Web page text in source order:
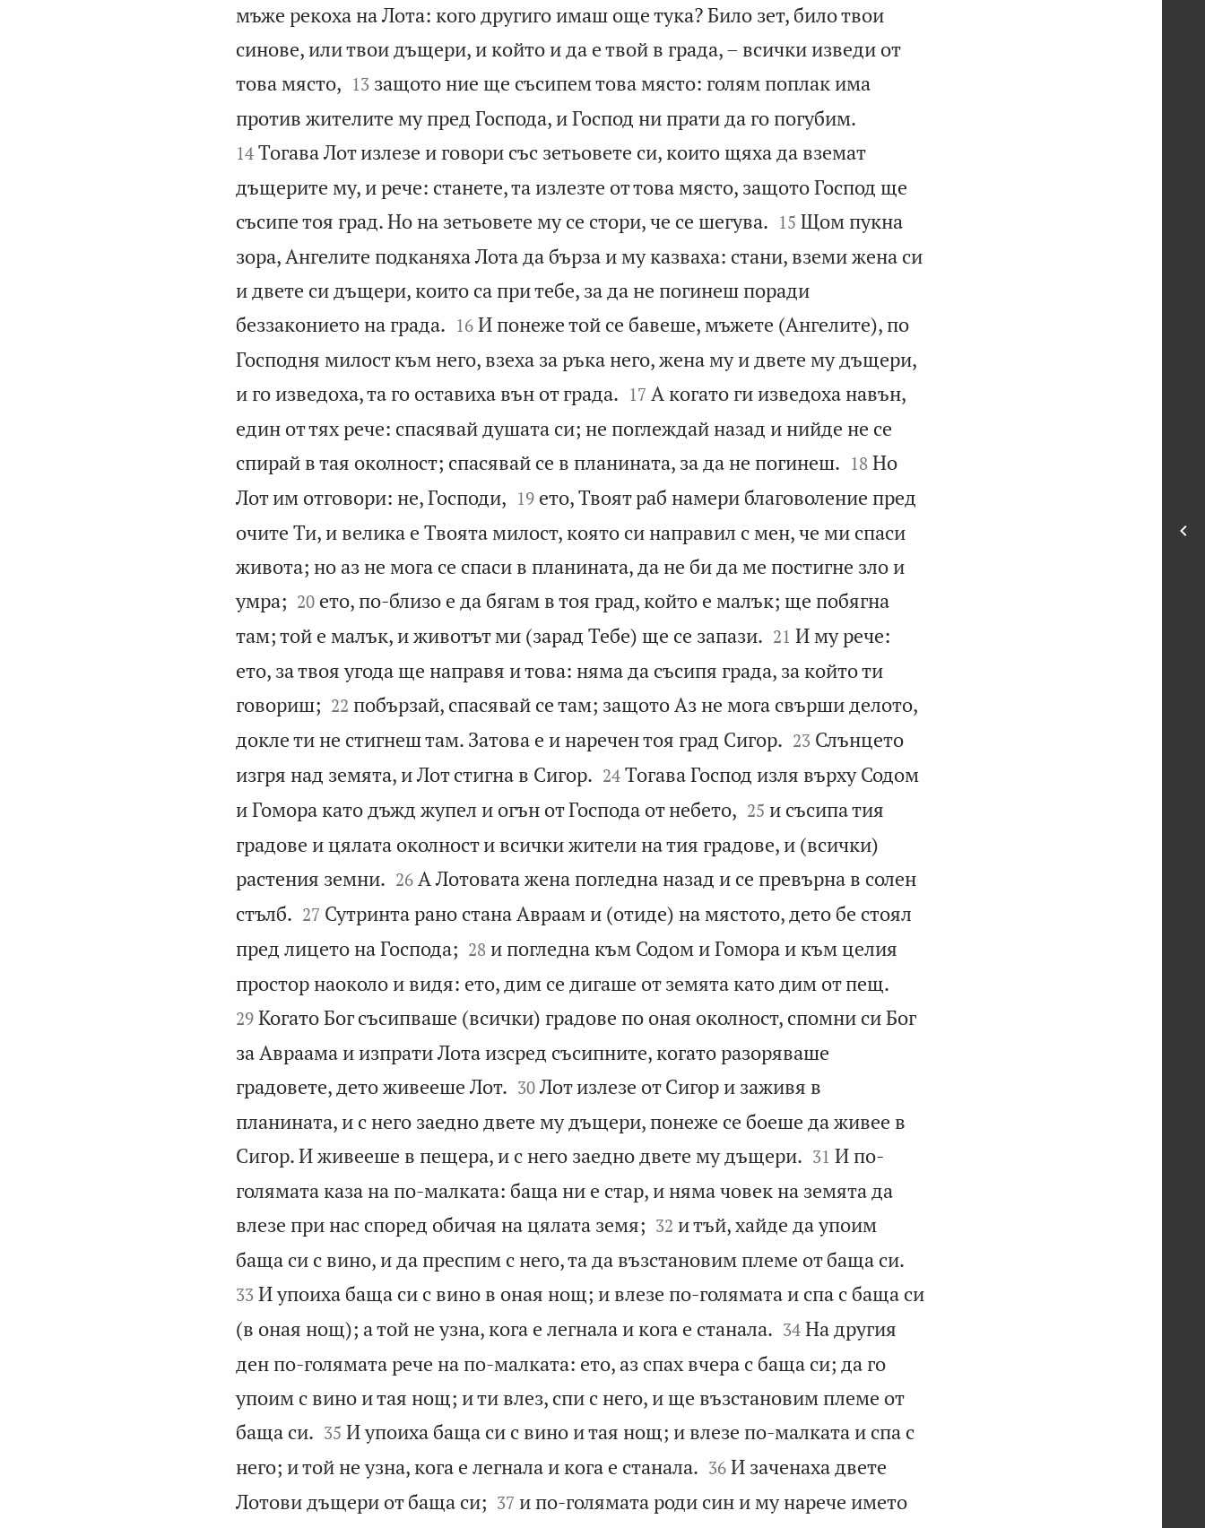
мъже рекоха на Лота: кого другиго имаш още тука? Било зет, било твои
синове, или твои дъщери, и който и да е твой в града, – всички изведи от
това място,
13 защото ние ще съсипем това място: голям поплак има
против жителите му пред Господа, и Господ ни прати да го погубим.
14 Тогава Лот излезе и говори със зетьовете си, които щяха да вземат
дъщерите му, и рече: станете, та излезте от това място, защото Господ ще
съсипе тоя град. Но на зетьовете му се стори, че се шегува.
15 Щом пукна
зора, Ангелите подканяха Лота да бърза и му казваха: стани, вземи жена си
и двете си дъщери, които са при тебе, за да не погинеш поради
беззаконието на града.
16 И понеже той се бавеше, мъжете (Ангелите), по
Господня милост към него, взеха за ръка него, жена му и двете му дъщери,
и го изведоха, та го оставиха вън от града.
17 А когато ги изведоха навън,
един от тях рече: спасявай душата си; не поглеждай назад и нийде не се
спирай в тая околност; спасявай се в планината, за да не погинеш.
18 Но
Лот им отговори: не, Господи,
19 ето, Твоят раб намери благоволение пред
очите Ти, и велика е Твоята милост, която си направил с мен, че ми спаси
живота; но аз не мога се спаси в планината, да не би да ме постигне зло и
умра;
20 ето, по-близо е да бягам в тоя град, който е малък; ще побягна
там; той е малък, и животът ми (зарад Тебе) ще се запази.
21 И му рече:
ето, за твоя угода ще направя и това: няма да съсипя града, за който ти
говориш;
22 побързай, спасявай се там; защото Аз не мога свърши делото,
докле ти не стигнеш там. Затова е и наречен тоя град Сигор.
23 Слънцето
изгря над земята, и Лот стигна в Сигор.
24 Тогава Господ изля върху Содом
и Гомора като дъжд жупел и огън от Господа от небето,
25 и съсипа тия
градове и цялата околност и всички жители на тия градове, и (всички)
растения земни.
26 А Лотовата жена погледна назад и се превърна в солен
стълб.
27 Сутринта рано стана Авраам и (отиде) на мястото, дето бе стоял
пред лицето на Господа;
28 и погледна към Содом и Гомора и към целия
простор наоколо и видя: ето, дим се дигаше от земята като дим от пещ.
29 Когато Бог съсипваше (всички) градове по оная околност, спомни си Бог
за Авраама и изпрати Лота изсред съсипните, когато разоряваше
градовете, дето живееше Лот.
30 Лот излезе от Сигор и заживя в
планината, и с него заедно двете му дъщери, понеже се боеше да живее в
Сигор. И живееше в пещера, и с него заедно двете му дъщери.
31 И по-
голямата каза на по-малката: баща ни е стар, и няма човек на земята да
влезе при нас според обичая на цялата земя;
32 и тъй, хайде да упоим
баща си с вино, и да преспим с него, та да възстановим племе от баща си.
33 И упоиха баща си с вино в оная нощ; и влезе по-голямата и спа с баща си
(в оная нощ); а той не узна, кога е легнала и кога е станала.
34 На другия
ден по-голямата рече на по-малката: ето, аз спах вчера с баща си; да го
упоим с вино и тая нощ; и ти влез, спи с него, и ще възстановим племе от
баща си.
35 И упоиха баща си с вино и тая нощ; и влезе по-малката и спа с
него; и той не узна, кога е легнала и кога е станала.
36 И заченаха двете
Лотови дъщери от баща си;
37 и по-голямата роди син и му нарече името